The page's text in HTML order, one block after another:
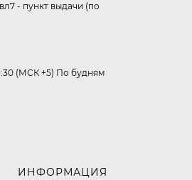
- пункт выдачи (по
(МСК +5) По будням
ИНФОРМАЦИЯ